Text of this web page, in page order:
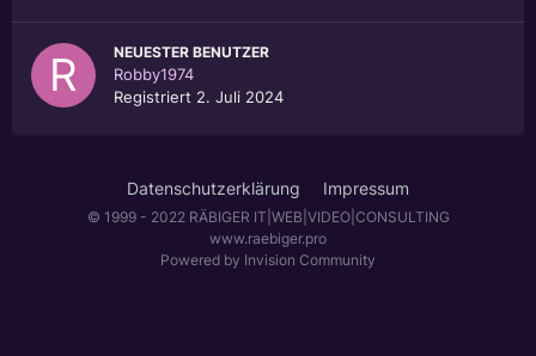
NEUESTER BENUTZER
Robby1974
Registriert 2. Juli 2024
Datenschutzerklärung Impressum
© 1999 - 2022 RÄBIGER IT|WEB|VIDEO|CONSULTING
www.raebiger.pro
Powered by Invision Community